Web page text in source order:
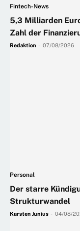
Fintech-News
5,3 Milliarden
Zahl der
Redaktion 07/08/2026
Personal
Der starre
Strukturwandel
Karsten Junius 04/08/